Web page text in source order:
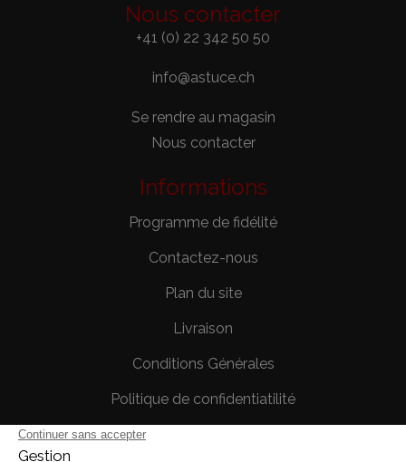
Nous contacter
+41 (0) 22 342 50 50
info@astuce.ch
Se rendre au magasin
Nous contacter
Informations
Programme de fidélité
Contactez-nous
Plan du site
Livraison
Conditions Générales
Politique de confidentiatilité